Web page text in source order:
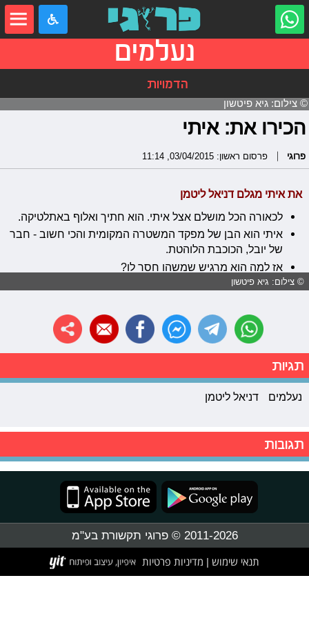
נעלמים
הדמויות
© צילום: גיא פיטשון
הכירו את: איתי
פרוגי פרסום ראשון: 03/04/2015, 11:14
את איתי מגלם דניאל ליטמן
לכאורה הכל מושלם אצל איתי. הוא חתיך ואלוף באתלטיקה.
איתי הוא הבן של מפקד המשטרה המקומית והכי חשוב - חבר
של יובל, הכוכבת הלוהטת.
אז למה הוא מרגיש שמשהו חסר לו?
© צילום: גיא פיטשון
תגיות
נעלמים דניאל ליטמן
תגובות
2011-2026 © פרוגי תקשורת בע"מ
תנאי שימוש מדיניות פרטיות